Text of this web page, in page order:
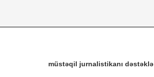
müstəqil jurnalistikanı dəstəklə